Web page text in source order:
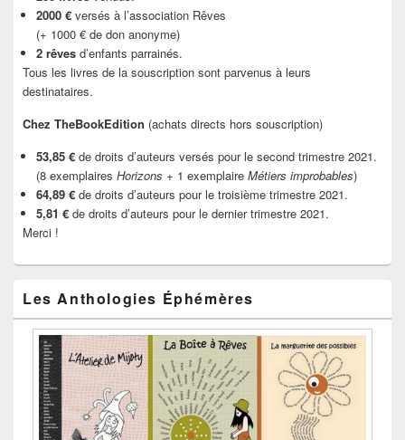
2000 € versés à l’association Rêves
(+ 1000 € de don anonyme)
2 rêves d’enfants parrainés.
Tous les livres de la souscription sont parvenus à leurs
destinataires.
Chez TheBookEdition (achats directs hors souscription)
53,85 € de droits d’auteurs versés pour le second trimestre 2021.
(8 exemplaires Horizons + 1 exemplaire Métiers improbables)
64,89 € de droits d’auteurs pour le troisième trimestre 2021.
5,81 € de droits d’auteurs pour le dernier trimestre 2021.
Merci !
Les Anthologies Éphémères